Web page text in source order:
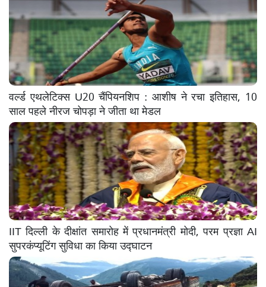
वर्ल्ड एथलेटिक्स U20 चैंपियनशिप : आशीष ने रचा इतिहास, 10
साल पहले नीरज चोपड़ा ने जीता था मेडल
IIT दिल्ली के दीक्षांत समारोह में प्रधानमंत्री मोदी, परम प्रज्ञा AI
सुपरकंप्यूटिंग सुविधा का किया उद्घाटन